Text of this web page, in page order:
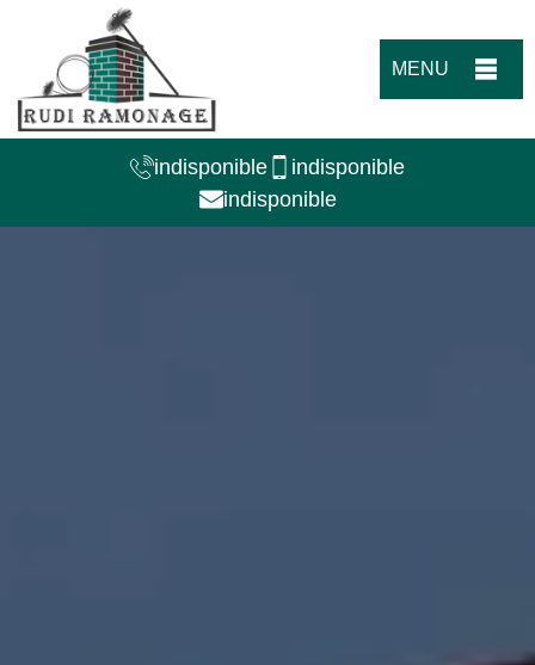
MENU
indisponible
indisponible
indisponible